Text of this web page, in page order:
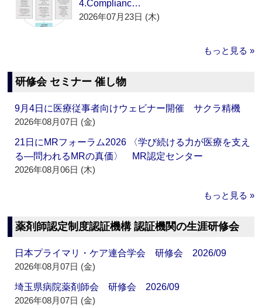
4.Complianc…
2026年07月23日 (木)
もっと見る »
研修会 セミナー 催し物
9月4日に医療従事者向けウェビナー開催 サクラ精機
2026年08月07日 (金)
21日にMRフォーラム2026 〈学び続ける力が医療を支え
る―問われるMRの真価〉 MR認定センター
2026年08月06日 (木)
もっと見る »
薬剤師認定制度認証機構 認証機関の生涯研修会
日本プライマリ・ケア連合学会 研修会 2026/09
2026年08月07日 (金)
埼玉県病院薬剤師会 研修会 2026/09
2026年08月07日 (金)